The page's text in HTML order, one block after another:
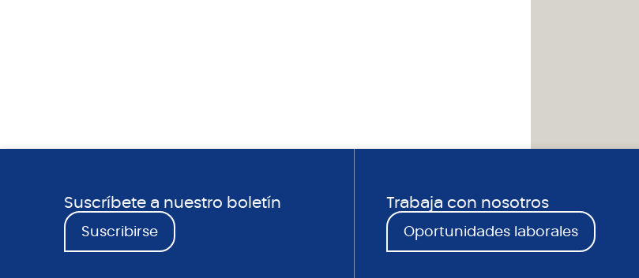
Suscríbete a nuestro boletín
Suscribirse
Trabaja con nosotros
Oportunidades laborales